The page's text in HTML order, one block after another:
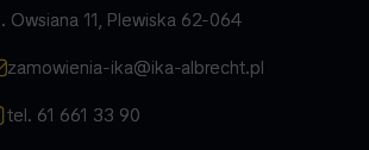
Owsiana 11, Plewiska 62-064
zamowienia-ika@ika-albrecht.pl
tel. 61 661 33 90